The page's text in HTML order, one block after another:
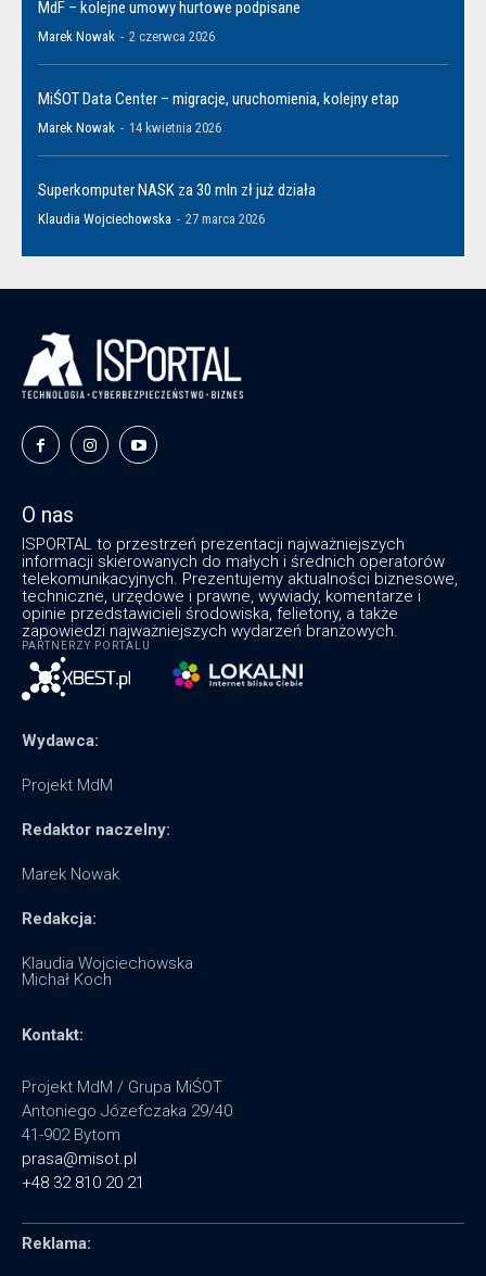
MdF – kolejne umowy hurtowe podpisane
Marek Nowak - 2 czerwca 2026
MiŚOT Data Center – migracje, uruchomienia, kolejny etap
Marek Nowak - 14 kwietnia 2026
Superkomputer NASK za 30 mln zł już działa
Klaudia Wojciechowska - 27 marca 2026
O nas
ISPORTAL to przestrzeń prezentacji najważniejszych
informacji skierowanych do małych i średnich operatorów
telekomunikacyjnych. Prezentujemy aktualności biznesowe,
techniczne, urzędowe i prawne, wywiady, komentarze i
opinie przedstawicieli środowiska, felietony, a także
zapowiedzi najważniejszych wydarzeń branżowych.
PARTNERZY PORTALU
Wydawca:
Projekt MdM
Redaktor naczelny:
Marek Nowak
Redakcja:
Klaudia Wojciechowska
Michał Koch
Kontakt:
Projekt MdM / Grupa MiŚOT
Antoniego Józefczaka 29/40
41-902 Bytom
prasa@misot.pl
+48 32 810 20 21
Reklama: